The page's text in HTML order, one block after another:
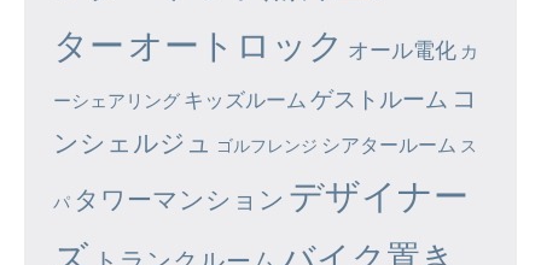
ター オートロック オール電化 カ
ーシェアリング キッズルーム ゲストルーム コ
ンシェルジュ
ゴルフレンジ シアタールーム ス
パ タワーマンション デザイナー
ズ
バイク置き